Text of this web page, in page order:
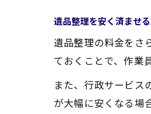
遺品整理を安く済ませ
遺品整理の料金をさ
ておくことで、作業
また、行政サービス
が大幅に安くなる場